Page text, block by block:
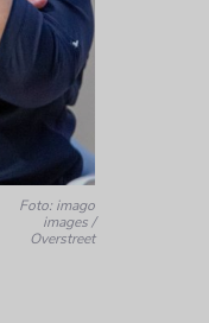
Foto: imago
images /
Overstreet